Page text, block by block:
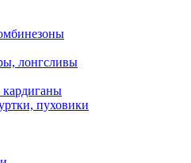
лонгсливы
пуховики